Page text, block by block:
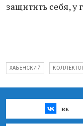
защитить себя, у
ХАБЕНСКИЙ
вк